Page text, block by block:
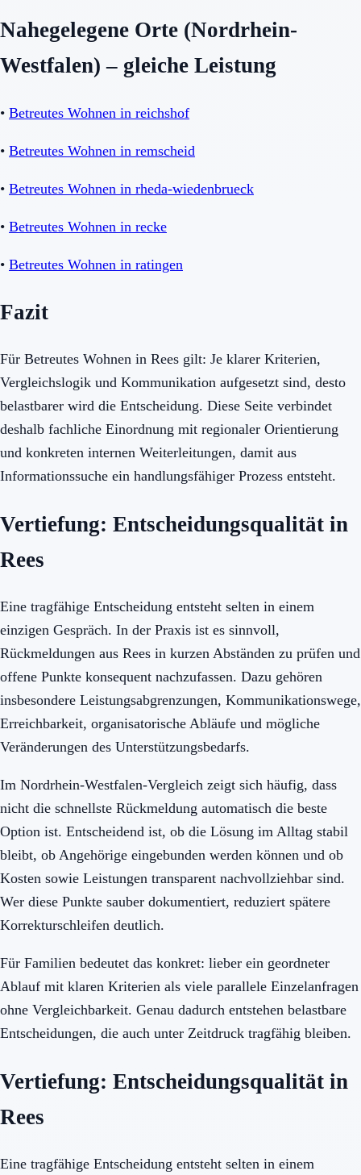
Nahegelegene Orte (Nordrhein-
Westfalen) – gleiche Leistung
• Betreutes Wohnen in reichshof
• Betreutes Wohnen in remscheid
• Betreutes Wohnen in rheda-wiedenbrueck
• Betreutes Wohnen in recke
• Betreutes Wohnen in ratingen
Fazit
Für Betreutes Wohnen in Rees gilt: Je klarer Kriterien,
Vergleichslogik und Kommunikation aufgesetzt sind, desto
belastbarer wird die Entscheidung. Diese Seite verbindet
deshalb fachliche Einordnung mit regionaler Orientierung
und konkreten internen Weiterleitungen, damit aus
Informationssuche ein handlungsfähiger Prozess entsteht.
Vertiefung: Entscheidungsqualität in
Rees
Eine tragfähige Entscheidung entsteht selten in einem
einzigen Gespräch. In der Praxis ist es sinnvoll,
Rückmeldungen aus Rees in kurzen Abständen zu prüfen und
offene Punkte konsequent nachzufassen. Dazu gehören
insbesondere Leistungsabgrenzungen, Kommunikationswege,
Erreichbarkeit, organisatorische Abläufe und mögliche
Veränderungen des Unterstützungsbedarfs.
Im Nordrhein-Westfalen-Vergleich zeigt sich häufig, dass
nicht die schnellste Rückmeldung automatisch die beste
Option ist. Entscheidend ist, ob die Lösung im Alltag stabil
bleibt, ob Angehörige eingebunden werden können und ob
Kosten sowie Leistungen transparent nachvollziehbar sind.
Wer diese Punkte sauber dokumentiert, reduziert spätere
Korrekturschleifen deutlich.
Für Familien bedeutet das konkret: lieber ein geordneter
Ablauf mit klaren Kriterien als viele parallele Einzelanfragen
ohne Vergleichbarkeit. Genau dadurch entstehen belastbare
Entscheidungen, die auch unter Zeitdruck tragfähig bleiben.
Vertiefung: Entscheidungsqualität in
Rees
Eine tragfähige Entscheidung entsteht selten in einem